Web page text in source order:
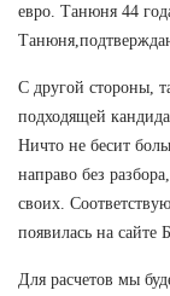
евро. Танюня 44
С другой стороны,
подходящей
Ничто не бесит
направо без
своих.
появилась на сайте
Для расчетов мы